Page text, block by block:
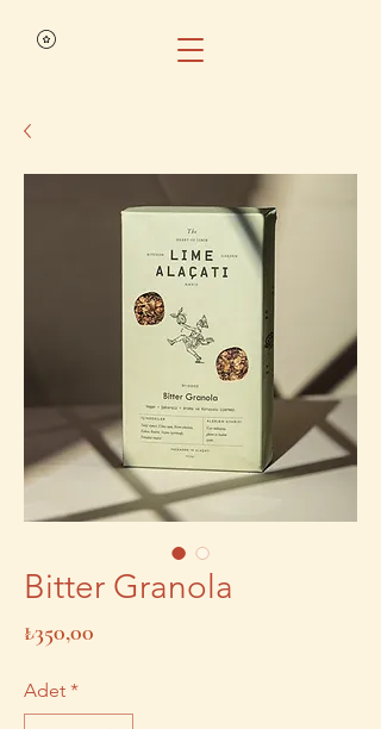
Bitter Granola
₺350,00
Adet *